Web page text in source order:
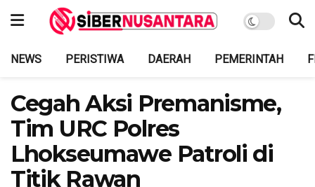
NEWS PERISTIWA DAERAH PEMERINTAH
Cegah Aksi Premanisme,
Tim URC Polres
Lhokseumawe Patroli di
Titik Rawan